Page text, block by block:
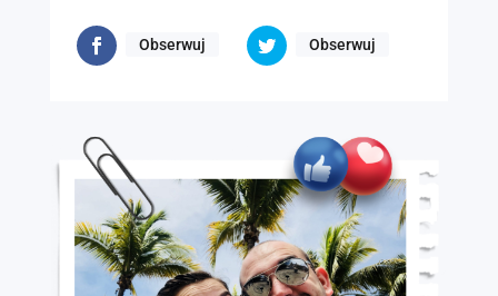
Obserwuj Obserwuj